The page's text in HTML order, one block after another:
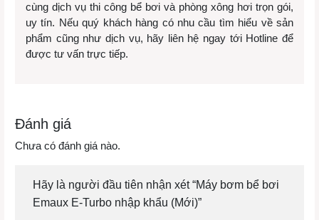
cùng dịch vụ thi công bể bơi và phòng xông hơi trọn gói,
uy tín. Nếu quý khách hàng có nhu cầu tìm hiểu về sản
phẩm cũng như dịch vụ, hãy liên hệ ngay tới Hotline để
được tư vấn trực tiếp.
Đánh giá
Chưa có đánh giá nào.
Hãy là người đầu tiên nhận xét “Máy bơm bể bơi
Emaux E-Turbo nhập khẩu (Mới)”